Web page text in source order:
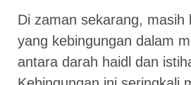
Di zaman sekarang, masih
yang kebingungan dalam
antara darah haidl dan